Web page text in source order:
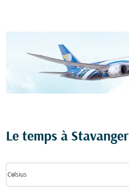
Le temps à Stavanger
Celsius
keyboard_arrow_down